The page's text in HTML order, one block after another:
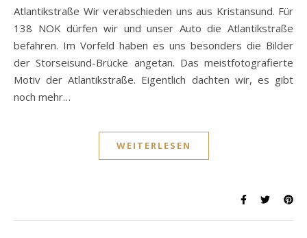
Atlantikstraße Wir verabschieden uns aus Kristansund. Für
138 NOK dürfen wir und unser Auto die Atlantikstraße
befahren. Im Vorfeld haben es uns besonders die Bilder
der Storseisund-Brücke angetan. Das meistfotografierte
Motiv der Atlantikstraße. Eigentlich dachten wir, es gibt
noch mehr…
WEITERLESEN